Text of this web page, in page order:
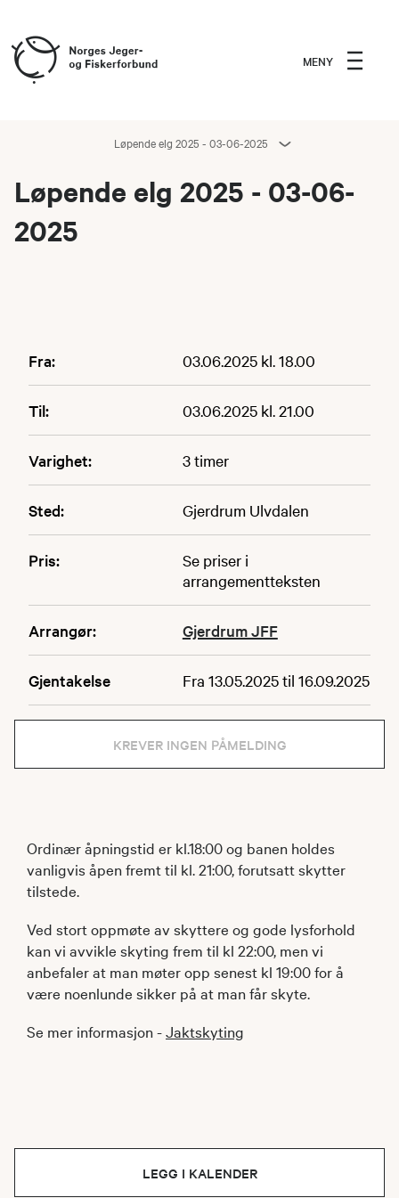
MENY
Løpende elg 2025 - 03-06-2025
Løpende elg 2025 - 03-06-
2025
Fra: 03.06.2025 kl. 18.00
Til: 03.06.2025 kl. 21.00
Varighet: 3 timer
Sted: Gjerdrum Ulvdalen
Pris:
Se priser i
arrangementteksten
Arrangør: Gjerdrum JFF
Gjentakelse Fra 13.05.2025 til 16.09.2025
KREVER INGEN PÅMELDING
Ordinær åpningstid er kl.18:00 og banen holdes
vanligvis åpen fremt til kl. 21:00, forutsatt skytter
tilstede.
Ved stort oppmøte av skyttere og gode lysforhold
kan vi avvikle skyting frem til kl 22:00, men vi
anbefaler at man møter opp senest kl 19:00 for å
være noenlunde sikker på at man får skyte.
Se mer informasjon -Jaktskyting
LEGG I KALENDER